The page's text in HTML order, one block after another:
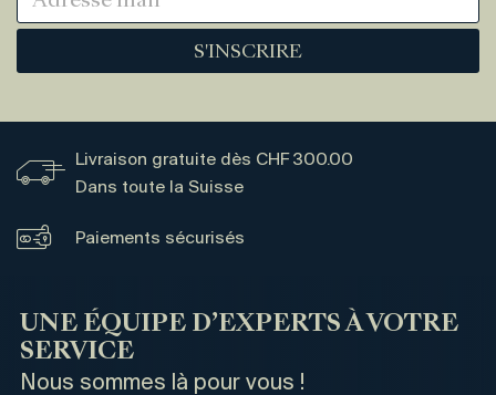
S'INSCRIRE
Livraison gratuite dès CHF 300.00
Dans toute la Suisse
Paiements sécurisés
UNE ÉQUIPE D’EXPERTS À VOTRE
SERVICE
Nous sommes là pour vous !